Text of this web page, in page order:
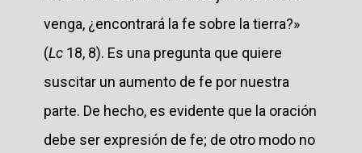
venga, ¿encontrará la fe sobre la tierra?»
(Lc 18, 8). Es una pregunta que quiere
suscitar un aumento de fe por nuestra
parte. De hecho, es evidente que la oración
debe ser expresión de fe; de otro modo no